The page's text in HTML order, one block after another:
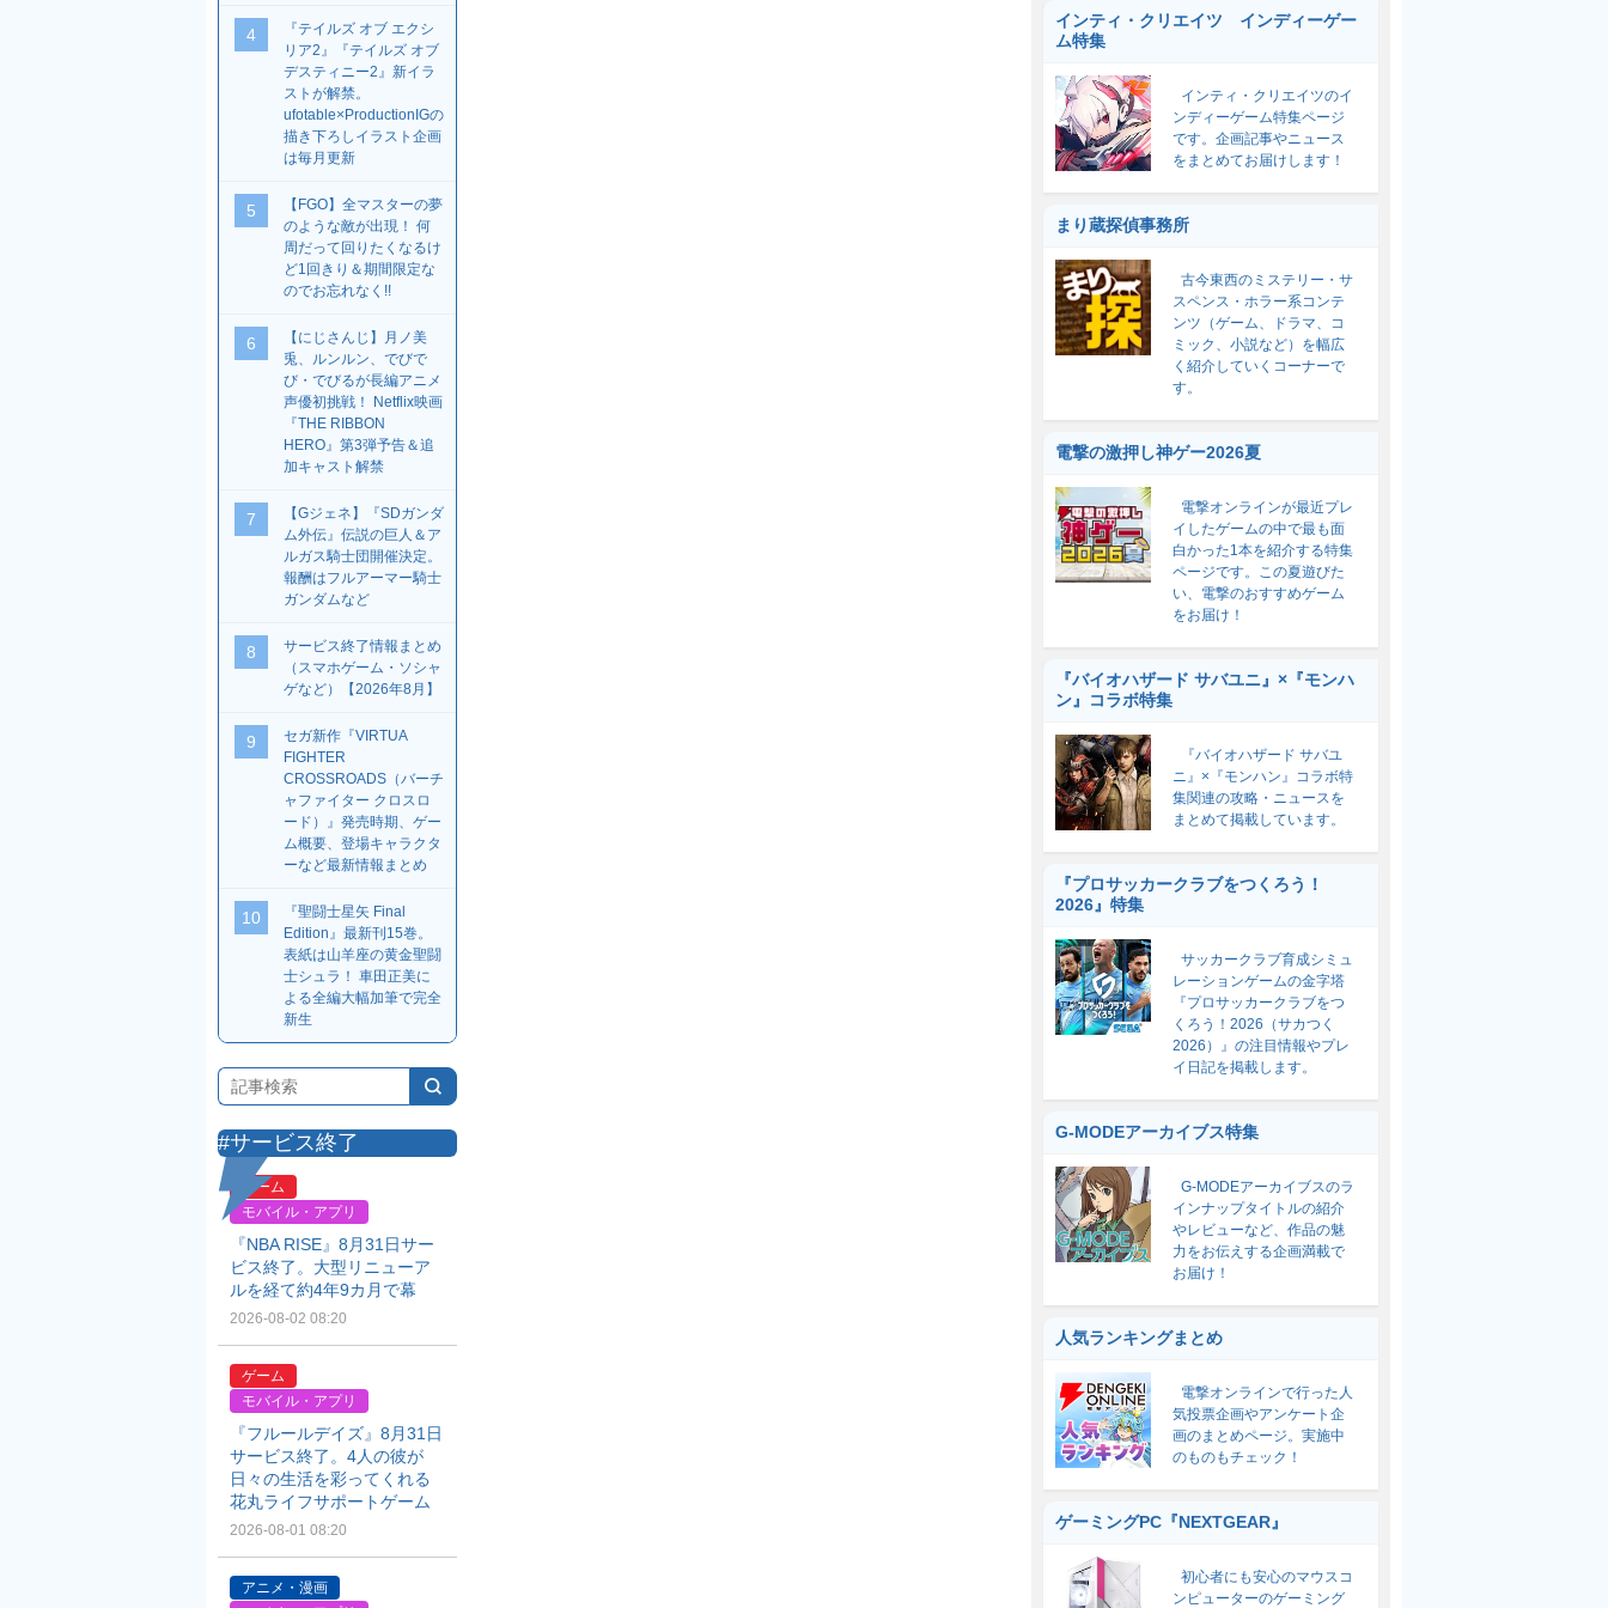
4
『テイルズ オブ エクシ
リア2』『テイルズ オブ
デスティニー2』新イラ
ストが解禁。
ufotable×ProductionIGの
描き下ろしイラスト企画
は毎月更新
5
【FGO】全マスターの夢
のような敵が出現！ 何
周だって回りたくなるけ
ど1回きり＆期間限定な
のでお忘れなく!!
6
【にじさんじ】月ノ美
兎、ルンルン、でびで
び・でびるが長編アニメ
声優初挑戦！ Netflix映画
『THE RIBBON
HERO』第3弾予告＆追
加キャスト解禁
7
【Gジェネ】『SDガンダ
ム外伝』伝説の巨人＆ア
ルガス騎士団開催決定。
報酬はフルアーマー騎士
ガンダムなど
8
サービス終了情報まとめ
（スマホゲーム・ソシャ
ゲなど）【2026年8月】
9
セガ新作『VIRTUA
FIGHTER
CROSSROADS（バーチ
ャファイター クロスロ
ード）』発売時期、ゲー
ム概要、登場キャラクタ
ーなど最新情報まとめ
10
『聖闘士星矢 Final
Edition』最新刊15巻。
表紙は山羊座の黄金聖闘
士シュラ！ 車田正美に
よる全編大幅加筆で完全
新生
#サービス終了
ゲーム
モバイル・アプリ
『NBA RISE』8月31日サー
ビス終了。大型リニューア
ルを経て約4年9カ月で幕
2026-08-02 08:20
ゲーム
モバイル・アプリ
『フルールデイズ』8月31日
サービス終了。4人の彼が
日々の生活を彩ってくれる
花丸ライフサポートゲーム
2026-08-01 08:20
アニメ・漫画
インティ・クリエイツ インディーゲー
ム特集
インティ・クリエイツのイ
ンディーゲーム特集ページ
です。企画記事やニュース
をまとめてお届けします！
まり蔵探偵事務所
古今東西のミステリー・サ
スペンス・ホラー系コンテ
ンツ（ゲーム、ドラマ、コ
ミック、小説など）を幅広
く紹介していくコーナーで
す。
電撃の激押し神ゲー2026夏
電撃オンラインが最近プレ
イしたゲームの中で最も面
白かった1本を紹介する特集
ページです。この夏遊びた
い、電撃のおすすめゲーム
をお届け！
『バイオハザード サバユニ』×『モンハ
ン』コラボ特集
『バイオハザード サバユ
ニ』×『モンハン』コラボ特
集関連の攻略・ニュースを
まとめて掲載しています。
『プロサッカークラブをつくろう！
2026』特集
サッカークラブ育成シミュ
レーションゲームの金字塔
『プロサッカークラブをつ
くろう！2026（サカつく
2026）』の注目情報やプレ
イ日記を掲載します。
G-MODEアーカイブス特集
G-MODEアーカイブスのラ
インナップタイトルの紹介
やレビューなど、作品の魅
力をお伝えする企画満載で
お届け！
人気ランキングまとめ
電撃オンラインで行った人
気投票企画やアンケート企
画のまとめページ。実施中
のものもチェック！
ゲーミングPC『NEXTGEAR』
初心者にも安心のマウスコ
ンピューターのゲーミング